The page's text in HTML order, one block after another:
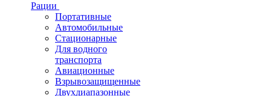
Рации
Портативные
Автомобильные
Стационарные
Для водного
транспорта
Авиационные
Взрывозащищенные
Двухдиапазонные